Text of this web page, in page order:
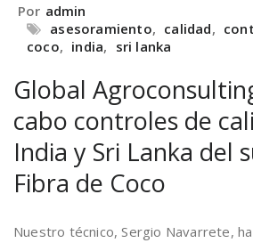
Por admin
asesoramiento, calidad,
coco, india, sri lanka
Global
cabo controles de
India y Sri Lanka del
Fibra de Coco
Nuestro técnico, Sergio Navarrete,